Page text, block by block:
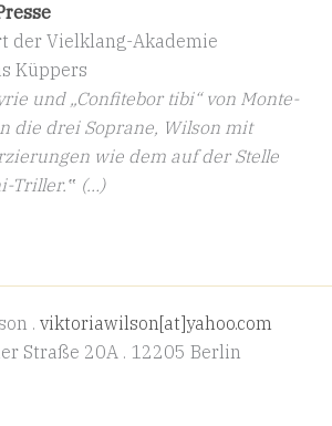
der Vielklang-Akademie
Küppers
und „Confi­tebor tibi“ von Monte­
die drei Soprane, Wilson mit
wie dem auf der Stelle
Triller.‟ (…)
. viktoriawilson[at]yahoo.com
Straße 20A . 12205 Berlin